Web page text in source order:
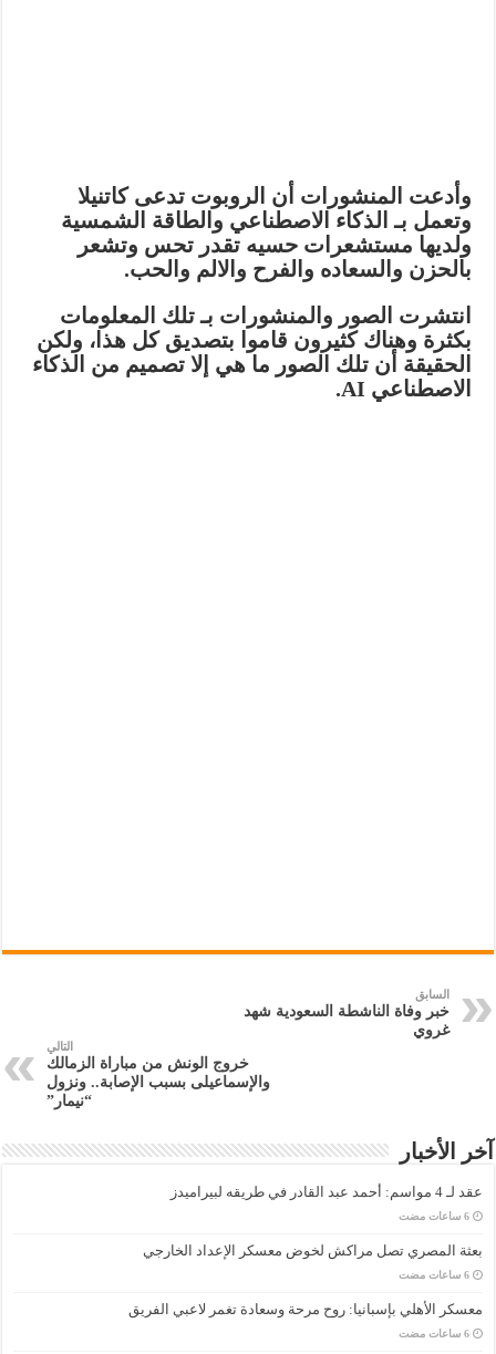
وأدعت المنشورات أن الروبوت تدعى كاتنيلا
وتعمل بـ الذكاء الاصطناعي والطاقة الشمسية
ولديها مستشعرات حسيه تقدر تحس وتشعر
بالحزن والسعاده والفرح والالم والحب.
انتشرت الصور والمنشورات بـ تلك المعلومات
بكثرة وهناك كثيرون قاموا بتصديق كل هذا، ولكن
الحقيقة أن تلك الصور ما هي إلا تصميم من الذكاء
الاصطناعي AI.
السابق
خبر وفاة الناشطة السعودية شهد
غروي
التالي
خروج الونش من مباراة الزمالك
والإسماعيلى بسبب الإصابة.. ونزول
“نيمار”
آخر الأخبار
عقد لـ 4 مواسم: أحمد عبد القادر في طريقه لبيراميدز
‏6 ساعات مضت
بعثة المصري تصل مراكش لخوض معسكر الإعداد الخارجي
‏6 ساعات مضت
معسكر الأهلي بإسبانيا: روح مرحة وسعادة تغمر لاعبي الفريق
‏6 ساعات مضت